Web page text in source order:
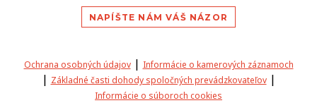
NAPÍŠTE NÁM VÁŠ NÁZOR
Ochrana osobných údajov| Informácie o kamerových záznamoch
| Základné časti dohody spoločných prevádzkovateľov|
Informácie o súboroch cookies